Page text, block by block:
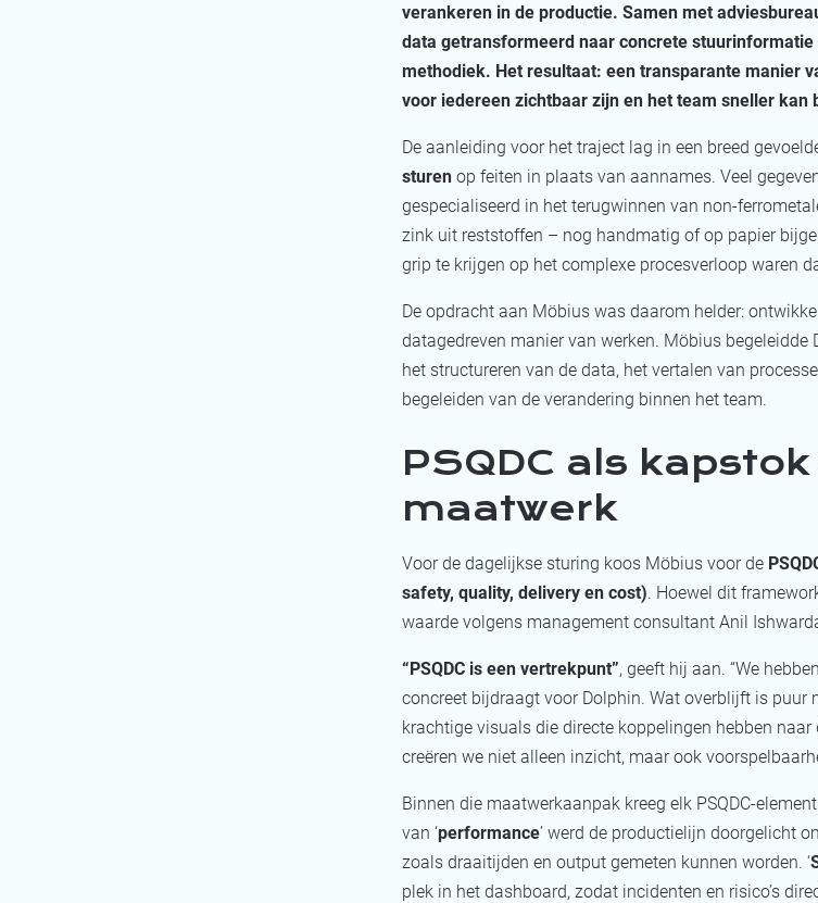
verankeren in de productie. Samen met
data getransformeerd naar concrete stuurinformatie
methodiek. Het resultaat: een transparante manier
voor iedereen zichtbaar zijn en het team sneller kan
De aanleiding voor het traject lag in een breed
sturen op feiten in plaats van aannames. Veel
gespecialiseerd in het terugwinnen van non-
zink uit reststoffen – nog handmatig of op papier
grip te krijgen op het complexe procesverloop waren
De opdracht aan Möbius was daarom helder:
datagedreven manier van werken. Möbius begeleidde
het structureren van de data, het vertalen van
begeleiden van de verandering binnen het team.
PSQDC als
maatwerk
Voor de dagelijkse sturing koos Möbius voor de
safety, quality, delivery en cost). Hoewel dit
waarde volgens management consultant Anil
“PSQDC is een vertrekpunt”, geeft hij aan. “We
concreet bijdraagt voor Dolphin. Wat overblijft is puur
krachtige visuals die directe koppelingen hebben
creëren we niet alleen inzicht, maar ook
Binnen die maatwerkaanpak kreeg elk PSQDC-
van ‘performance’ werd de productielijn doorgelicht
zoals draaitijden en output gemeten kunnen worden. ‘
plek in het dashboard, zodat incidenten en risico’s